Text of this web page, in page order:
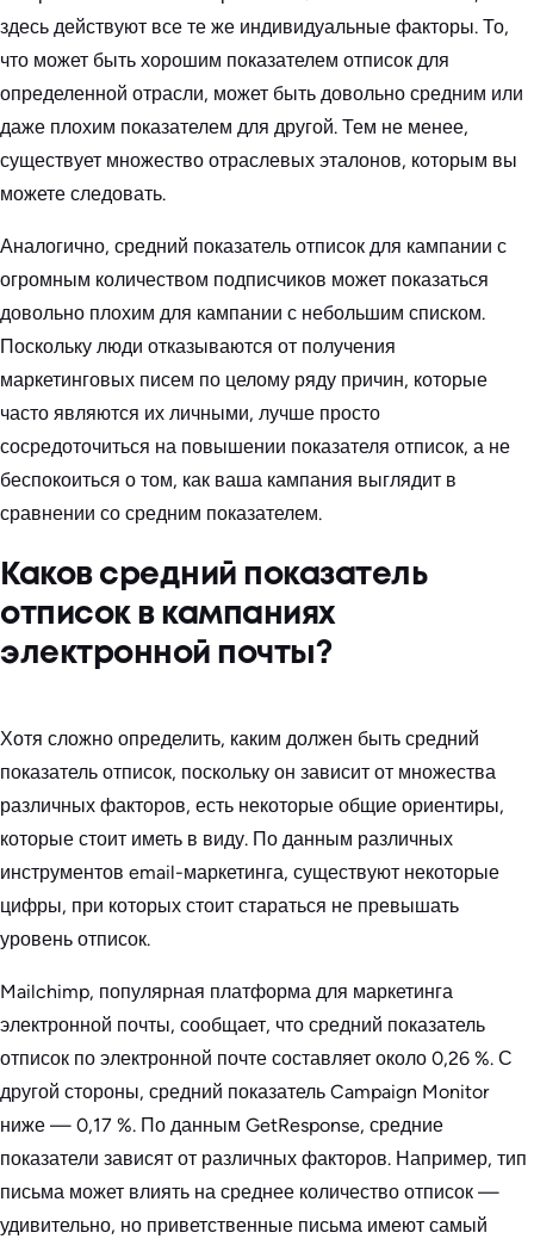
здесь действуют все те же индивидуальные факторы. То,
что может быть хорошим показателем отписок для
определенной отрасли, может быть довольно средним или
даже плохим показателем для другой. Тем не менее,
существует множество отраслевых эталонов, которым вы
можете следовать.
Аналогично, средний показатель отписок для кампании с
огромным количеством подписчиков может показаться
довольно плохим для кампании с небольшим списком.
Поскольку люди отказываются от получения
маркетинговых писем по целому ряду причин, которые
часто являются их личными, лучше просто
сосредоточиться на повышении показателя отписок, а не
беспокоиться о том, как ваша кампания выглядит в
сравнении со средним показателем.
Каков средний показатель
отписок в кампаниях
электронной почты?
Хотя сложно определить, каким должен быть средний
показатель отписок, поскольку он зависит от множества
различных факторов, есть некоторые общие ориентиры,
которые стоит иметь в виду. По данным различных
инструментов email-маркетинга, существуют некоторые
цифры, при которых стоит стараться не превышать
уровень отписок.
Mailchimp, популярная платформа для маркетинга
электронной почты, сообщает, что средний показатель
отписок по электронной почте составляет около 0,26 %. С
другой стороны, средний показатель Campaign Monitor
ниже — 0,17 %. По данным GetResponse, средние
показатели зависят от различных факторов. Например, тип
письма может влиять на среднее количество отписок —
удивительно, но приветственные письма имеют самый